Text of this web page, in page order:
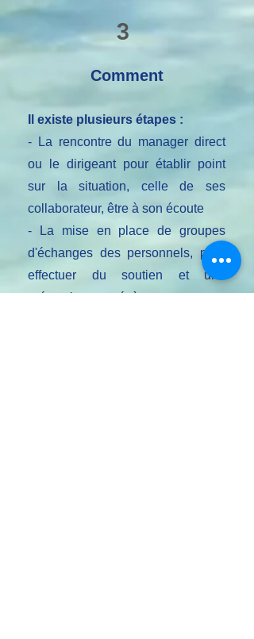
3
Comment
Il existe plusieurs étapes :
- La rencontre du manager direct
ou le dirigeant pour établir point
sur la situation, celle de ses
collaborateur, être à son écoute
- La mise en place de groupes
d'échanges des personnels, pour
effectuer du soutien et une
prévention post-évènement ;